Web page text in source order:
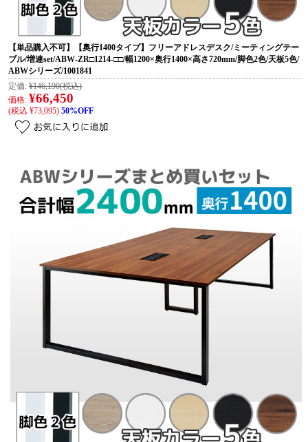
【単品購入不可】【奥行1400タイプ】フリーアドレスデスク/ミーティングテー
ブル/増連set/ABW-ZR□1214-□□/幅1200×奥行1400×高さ720mm/脚色2色/天板5色/
ABWシリーズ/1001841
定価: ¥146,190(税込)
価格: ¥66,450
(税込 ¥73,095) 50%OFF